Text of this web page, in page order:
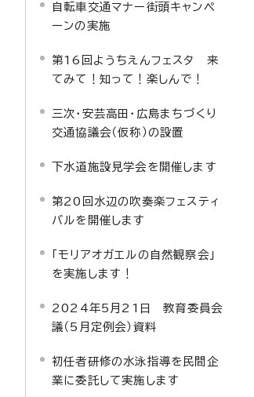
自転車交通マナー街頭キャンペ
ーンの実施
第16回ようちえんフェスタ 来
てみて！知って！楽しんで！
三次・安芸高田・広島まちづくり
交通協議会（仮称）の設置
下水道施設見学会を開催します
第20回水辺の吹奏楽フェスティ
バルを開催します
「モリアオガエルの自然観察会」
を実施します！
2024年5月21日 教育委員会
議（5月定例会）資料
初任者研修の水泳指導を民間企
業に委託して実施します